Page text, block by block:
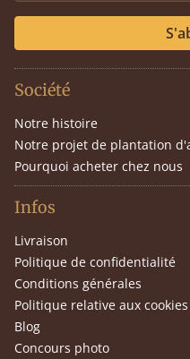
Société
Notre histoire
Notre projet de plantation
Pourquoi acheter chez nous
Infos
Livraison
Politique de confidentialité
Conditions générales
Politique relative aux cookies
Blog
Concours photo